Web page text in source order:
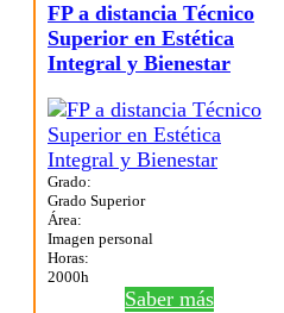
FP a distancia Técnico
Superior en Estética
Integral y Bienestar
Grado:
Grado Superior
Área:
Imagen personal
Horas:
2000h
Saber más